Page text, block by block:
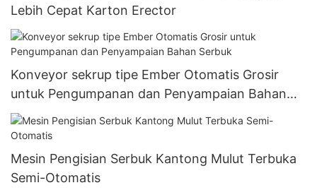
Lebih Cepat Karton Erector
Konveyor sekrup tipe Ember Otomatis Grosir
untuk Pengumpanan dan Penyampaian Bahan
Serbuk
Mesin Pengisian Serbuk Kantong Mulut Terbuka
Semi-Otomatis